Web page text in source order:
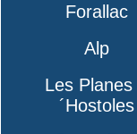
Forallac
Alp
Les Planes
´Hostoles